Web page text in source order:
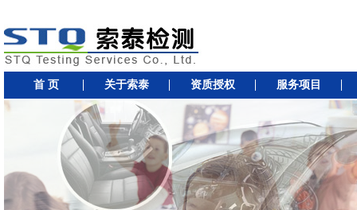
首 页 关于索泰 资质授权 服务项目